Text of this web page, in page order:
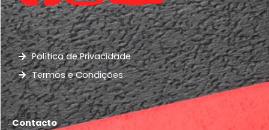
Política de Privacidade
Termos e Condições
Contacto